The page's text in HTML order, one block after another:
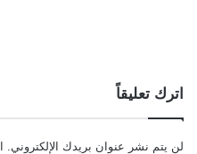
اترك تعليقاً
لن يتم نشر عنوان بريدك الإلكتروني.